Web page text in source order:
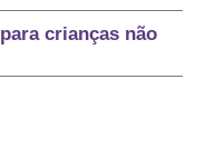
crianças não